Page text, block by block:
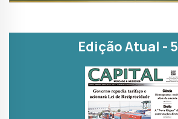
Edição Atual -